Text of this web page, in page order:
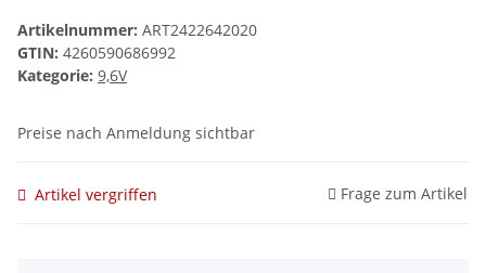
Artikelnummer: ART2422642020
GTIN: 4260590686992
Kategorie: 9,6V
Preise nach Anmeldung sichtbar
Artikel vergriffen Frage zum Artikel